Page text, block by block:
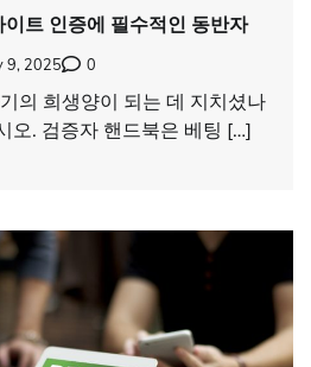
트 인증에 필수적인 동반자
9, 2025 0
의 희생양이 되는 데 지치셨나
오. 검증자 핸드북은 베팅 […]